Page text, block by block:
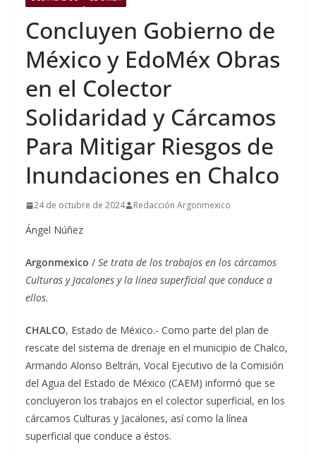
Concluyen Gobierno de
México y EdoMéx Obras
en el Colector
Solidaridad y Cárcamos
Para Mitigar Riesgos de
Inundaciones en Chalco
24 de octubre de 2024 Redacción Argonmexico
Ángel Núñez
Argonmexico / Se trata de los trabajos en los cárcamos
Culturas y Jacalones y la línea superficial que conduce a
ellos.
CHALCO, Estado de México.- Como parte del plan de
rescate del sistema de drenaje en el municipio de Chalco,
Armando Alonso Beltrán, Vocal Ejecutivo de la Comisión
del Agua del Estado de México (CAEM) informó que se
concluyeron los trabajos en el colector superficial, en los
cárcamos Culturas y Jacalones, así como la línea
superficial que conduce a éstos.